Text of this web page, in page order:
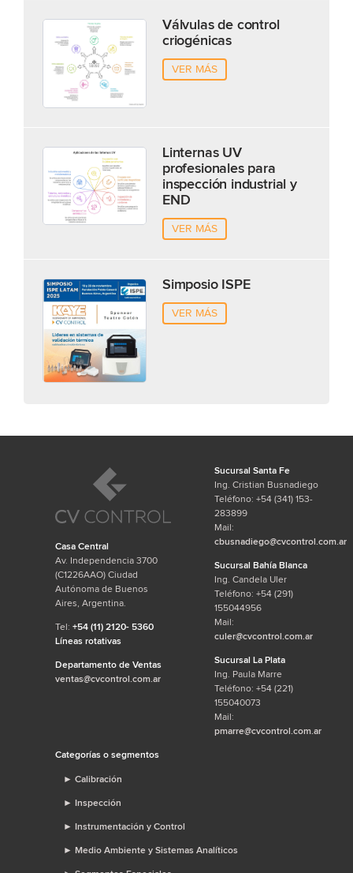
Válvulas de control
criogénicas
VER MÁS
Linternas UV
profesionales para
inspección industrial y
END
VER MÁS
Simposio ISPE
VER MÁS
Casa Central
Av. Independencia 3700
(C1226AAO) Ciudad
Autónoma de Buenos
Aires, Argentina.
Tel: +54 (11) 2120- 5360
Líneas rotativas
Departamento de Ventas
ventas@cvcontrol.com.ar
Sucursal Santa Fe
Ing. Cristian Busnadiego
Teléfono: +54 (341) 153-
283899
Mail:
cbusnadiego@cvcontrol.com.ar
Sucursal Bahía Blanca
Ing. Candela Uler
Teléfono: +54 (291)
155044956
Mail:
culer@cvcontrol.com.ar
Sucursal La Plata
Ing. Paula Marre
Teléfono: +54 (221)
155040073
Mail:
pmarre@cvcontrol.com.ar
Categorías o segmentos
► Calibración
► Inspección
► Instrumentación y Control
► Medio Ambiente y Sistemas Analíticos